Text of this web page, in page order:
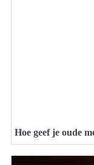
Hoe geef je oude